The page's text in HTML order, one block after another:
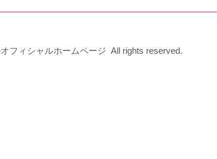
フィシャルホームページ All rights reserved.